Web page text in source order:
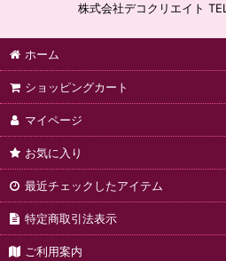
株式会社デコクリエイト
ホーム
ショッピングカート
マイページ
お気に入り
最近チェックしたアイテム
特定商取引法表示
ご利用案内